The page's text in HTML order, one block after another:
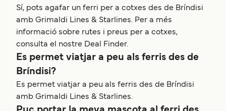
Sí, pots agafar un ferri per a cotxes des de Bríndisi
amb Grimaldi Lines & Starlines. Per a més
informació sobre rutes i preus per a cotxes,
consulta el nostre Deal Finder.
Es permet viatjar a peu als ferris des de
Bríndisi?
Es permet viatjar a peu als ferris des de Bríndisi
amb Grimaldi Lines & Starlines.